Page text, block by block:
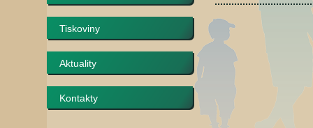
Tiskoviny
Aktuality
Kontakty